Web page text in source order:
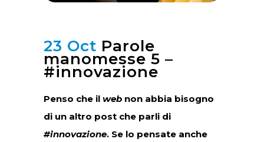
23 Oct Parole
manomesse 5 –
#innovazione
Penso che il web non abbia bisogno
di un altro post che parli di
#innovazione. Se lo pensate anche